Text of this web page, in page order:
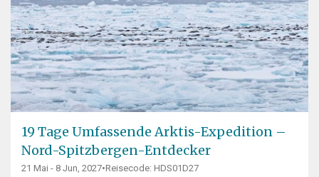
19 Tage Umfassende Arktis-Expedition –
Nord-Spitzbergen-Entdecker
21 Mai - 8 Jun, 2027•Reisecode: HDS01D27